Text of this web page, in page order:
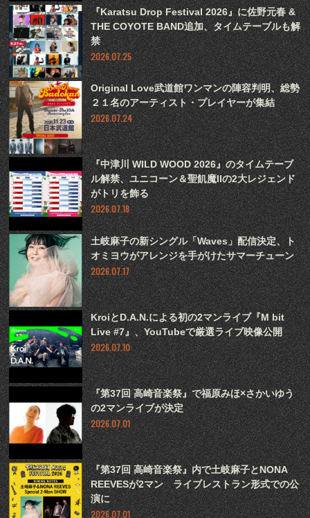
『Karatsu Drop Festival 2026』に佐野元春 &
THE COYOTE BAND追加、タイムテーブルも解
禁
2026.07.25
Original Love武道館ワンマンの陣容判明、総勢
２１名のアーティスト・プレイヤーが集結
2026.07.24
『中津川 WILD WOOD 2026』のタイムテーブ
ル解禁、ユニコーン＆聖飢魔IIの2大レジェンド
がトリを飾る
2026.07.18
土岐麻子の新シングル「Waves」配信決定、ト
オミヨウがアレンジを手がけたサマーチューン
2026.07.17
KroiとD.A.N.による初の2マンライブ『M bit
Live #7』、YouTubeで厳選ライブ映像公開
2026.07.10
『第37回 高崎音楽祭』で福原みほ×さかいゆう
の2マンライブが決定
2026.07.01
『第37回 高崎音楽祭』内で土岐麻子とNONA
REEVESが2マン ライブレストラン形式での公
演に
2026.07.01